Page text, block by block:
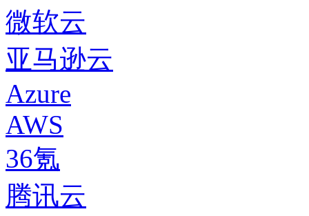
微软云
亚马逊云
Azure
AWS
36氪
腾讯云